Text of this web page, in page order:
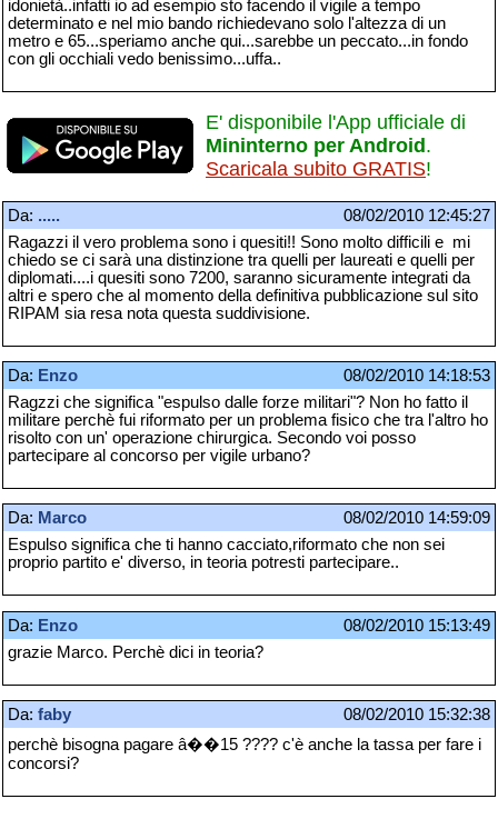
idonietà..infatti io ad esempio sto facendo il vigile a tempo
determinato e nel mio bando richiedevano solo l'altezza di un
metro e 65...speriamo anche qui...sarebbe un peccato...in fondo
con gli occhiali vedo benissimo...uffa..
E' disponibile l'App ufficiale di
Mininterno per Android .
Scaricala subito GRATIS!
Da: .....
08/02/2010 12:45:27
Ragazzi il vero problema sono i quesiti!! Sono molto difficili e mi
chiedo se ci sarà una distinzione tra quelli per laureati e quelli per
diplomati....i quesiti sono 7200, saranno sicuramente integrati da
altri e spero che al momento della definitiva pubblicazione sul sito
RIPAM sia resa nota questa suddivisione.
Da: Enzo
08/02/2010 14:18:53
Ragzzi che significa "espulso dalle forze militari"? Non ho fatto il
militare perchè fui riformato per un problema fisico che tra l'altro ho
risolto con un' operazione chirurgica. Secondo voi posso
partecipare al concorso per vigile urbano?
Da: Marco
08/02/2010 14:59:09
Espulso significa che ti hanno cacciato,riformato che non sei
proprio partito e' diverso, in teoria potresti partecipare..
Da: Enzo
08/02/2010 15:13:49
grazie Marco. Perchè dici in teoria?
Da: faby
08/02/2010 15:32:38
perchè bisogna pagare â��15 ???? c'è anche la tassa per fare i
concorsi?